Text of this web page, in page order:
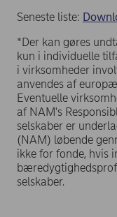
Seneste liste:
*Der kan gøres
kun i individuelle
i virksomheder
anvendes af
Eventuelle
af NAM's
selskaber er
(NAM) løbende
ikke for fonde, hvis
selskaber.